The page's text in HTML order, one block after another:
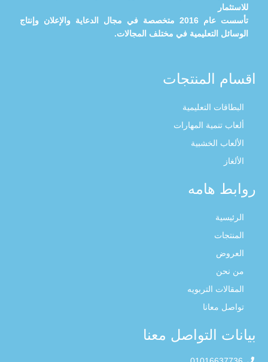
للاستثمار
تأسست عام 2016 متخصصة في مجال الدعاية والإعلان وإنتاج
الوسائل التعليمية في مختلف المجالات.
اقسام المنتجات
البطاقات التعليمية
ألعاب تنمية المهارات
الألعاب الخشبية
الألغاز
روابط هامه
الرئيسية
المنتجات
العروض
من نحن
المقالات التربويه
تواصل معانا
بيانات التواصل معنا